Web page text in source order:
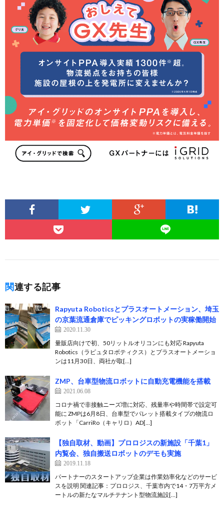
関連する記事
Rapyuta Roboticsとプラスオートメーション、埼玉
の京葉流通倉庫でピッキングロボットの実稼働開始
2020.11.30
量販店向けで初、50リットルオリコンにも対応 Rapyuta
Robotics（ラピュタロボティクス）とプラスオートメーショ
ンは11月30日、両社が取[…]
ZMP、台車型物流ロボットに自動充電機能を搭載
2021.06.08
コロナ禍で非接触ニーズ増に対応、残量率や時間帯で設定可
能に ZMPは6月8日、台車型でパレット搭載タイプの物流ロ
ボット「CarriRo（キャリロ）AD[…]
【独自取材、動画】プロロジスの新施設「千葉1」
内覧会、独自搬送ロボットのデモも実施
2019.11.18
パートナーのスタートアップ企業は作業効率化などのサービ
スを説明 関連記事：プロロジス、千葉市内で14・7万平方メ
ートルの新たなマルチテナント型物流施設[…]